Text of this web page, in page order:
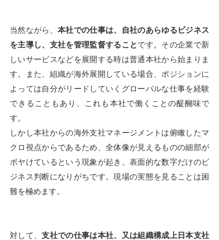
当然ながら、 本社での仕事は、自社のあらゆるビジネス
を主導し、支社を管理監督することです。その企業で新
しいサービスなどを展開する時は普通本社から始まりま
す。また、組織が海外展開している場合、ポジションに
よっては自分がリードしていくグローバルな仕事を経験
できることもあり、これも本社で働くことの醍醐味で
す。
しかし本社からの海外支社マネージメントは俯瞰したマ
クロ視点からであるため、全体像が見えるものの細部が
ボヤけているという現象が起き、表面的な数字だけのビ
ジネス判断になりがちです。現場の実態を見ることは困
難を極めます。
対して、支社での仕事は本社、又は組織構成上日本支社